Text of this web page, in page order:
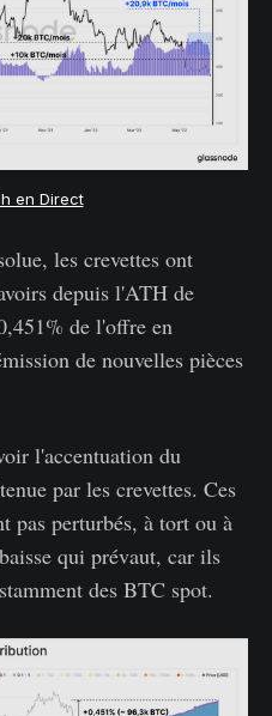
en Direct
les crevettes ont
depuis l'ATH de
de l'offre en
de nouvelles pièces
l'accentuation du
par les crevettes. Ces
pas perturbés, à tort ou à
qui prévaut, car ils
des BTC spot.